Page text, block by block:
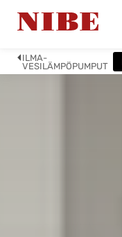
ILMA-
VESILÄMPÖPUMPUT